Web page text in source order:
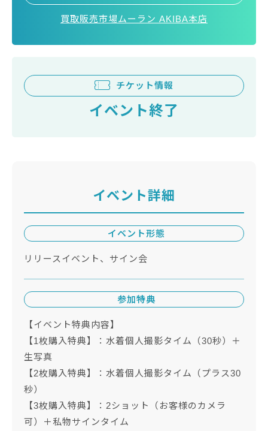
買取販売市場ムーラン AKIBA本店
チケット情報
イベント終了
イベント詳細
イベント形態
リリースイベント、サイン会
参加特典
【イベント特典内容】
【1枚購入特典】：水着個人撮影タイム（30秒）＋
生写真
【2枚購入特典】：水着個人撮影タイム（プラス30
秒）
【3枚購入特典】：2ショット（お客様のカメラ
可）＋私物サインタイム